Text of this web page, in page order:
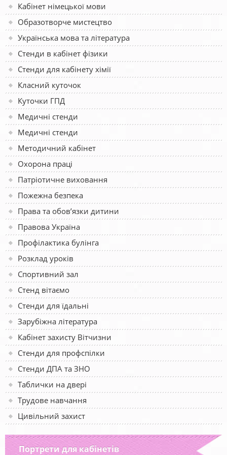
Кабінет німецької мови
Образотворче мистецтво
Українська мова та література
Стенди в кабінет фізики
Стенди для кабінету хімії
Класний куточок
Куточки ГПД
Медичні стенди
Медичні стенди
Методичний кабінет
Охорона праці
Патріотичне виховання
Пожежна безпека
Права та обов’язки дитини
Правова Україна
Профілактика булінга
Розклад уроків
Спортивний зал
Стенд вітаємо
Стенди для їдальні
Зарубіжна література
Кабінет захисту Вітчизни
Стенди для профспілки
Стенди ДПА та ЗНО
Таблички на двері
Трудове навчання
Цивільний захист
Портрети для кабінетів